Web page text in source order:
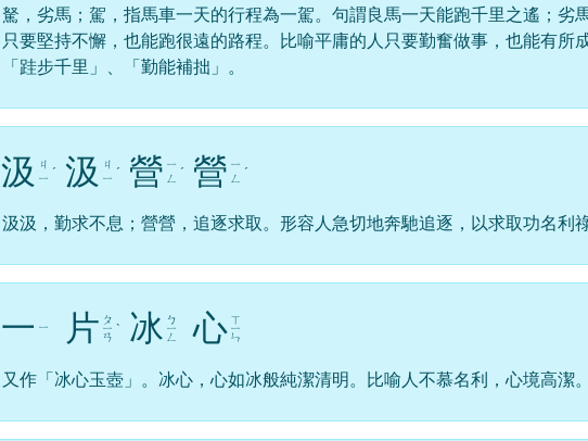
駑，劣馬；駕，指馬車一天的行程為一駕。句謂良馬一天能跑千里之遙；劣
只要堅持不懈，也能跑很遠的路程。比喻平庸的人只要勤奮做事，也能有所
「跬步千里」、「勤能補拙」。
汲
ㄐ
ㄧ ˊ 汲
ㄐ
ㄧ ˊ 營 ㄧ
ㄥ
ˊ 營 ㄧ
ㄥ
ˊ
汲汲，勤求不息；營營，追逐求取。形容人急切地奔馳追逐，以求取功名利祿
一 ㄧ 片 ㄆ
ㄧ
ㄢ
ˋ 冰 ㄅ
ㄧ
ㄥ 心 ㄒ
ㄧ
ㄣ
又作「冰心玉壺」。冰心，心如冰般純潔清明。比喻人不慕名利，心境高潔。